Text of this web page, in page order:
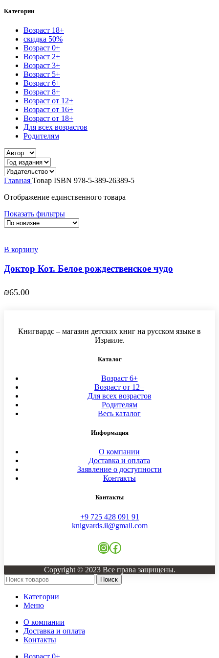
Категории
Возраст 18+
скидка 50%
Возраст 0+
Возраст 2+
Возраст 3+
Возраст 5+
Возраст 6+
Возраст 8+
Возраст от 12+
Возраст от 16+
Возраст от 18+
Для всех возрастов
Родителям
Главная Товар ISBN 978-5-389-26389-5
Отображение единственного товара
Показать фильтры
В корзину
Доктор Кот. Белое рождественское чудо
₪65.00
Книгвардс – магазин детских книг на русском языке в
Израиле.
Каталог
Возраст 6+
Возраст от 12+
Для всех возрастов
Родителям
Весь каталог
Информация
О компании
Доставка и оплата
Заявление о доступности
Контакты
Контакты
+9 725 428 091 91
knigvards.il@gmail.com
Copyright © 2023 Все права защищены.
Поиск
Категории
Меню
О компании
Доставка и оплата
Контакты
Возраст 0+